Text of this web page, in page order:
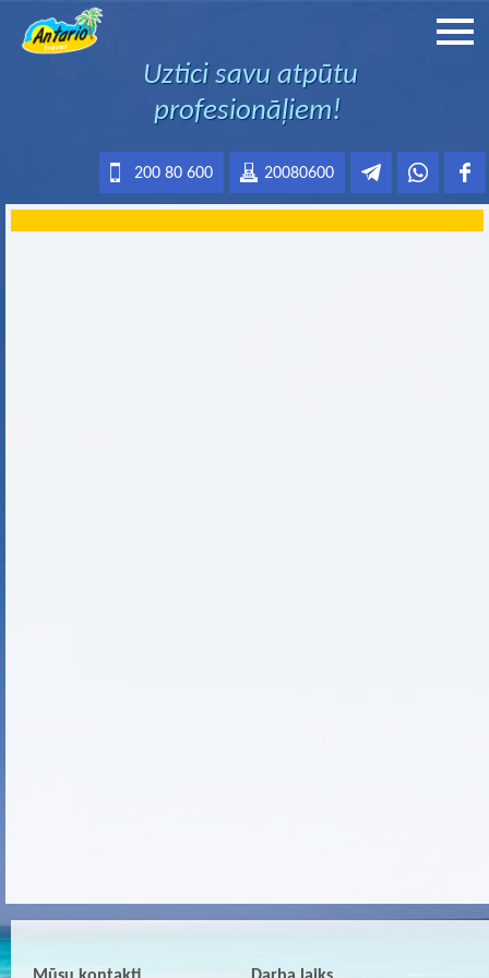
Uztici savu atpūtu
profesionāļiem!
20080600
200 80 600